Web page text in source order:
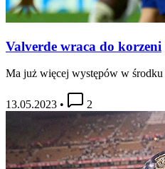
Valverde wraca do korzeni
Ma już więcej występów w
13.05.2023 • 2